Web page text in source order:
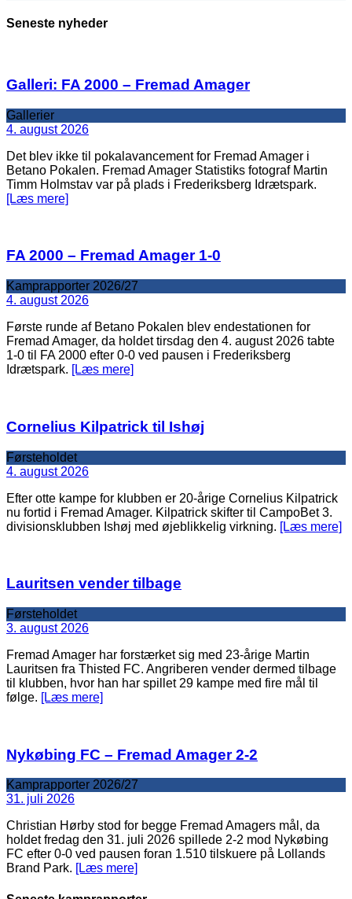
Seneste nyheder
Galleri: FA 2000 – Fremad Amager
Gallerier
4. august 2026
Det blev ikke til pokalavancement for Fremad Amager i
Betano Pokalen. Fremad Amager Statistiks fotograf Martin
Timm Holmstav var på plads i Frederiksberg Idrætspark.
[Læs mere]
FA 2000 – Fremad Amager 1-0
Kamprapporter 2026/27
4. august 2026
Første runde af Betano Pokalen blev endestationen for
Fremad Amager, da holdet tirsdag den 4. august 2026 tabte
1-0 til FA 2000 efter 0-0 ved pausen i Frederiksberg
Idrætspark. [Læs mere]
Cornelius Kilpatrick til Ishøj
Førsteholdet
4. august 2026
Efter otte kampe for klubben er 20-årige Cornelius Kilpatrick
nu fortid i Fremad Amager. Kilpatrick skifter til CampoBet 3.
divisionsklubben Ishøj med øjeblikkelig virkning. [Læs mere]
Lauritsen vender tilbage
Førsteholdet
3. august 2026
Fremad Amager har forstærket sig med 23-årige Martin
Lauritsen fra Thisted FC. Angriberen vender dermed tilbage
til klubben, hvor han har spillet 29 kampe med fire mål til
følge. [Læs mere]
Nykøbing FC – Fremad Amager 2-2
Kamprapporter 2026/27
31. juli 2026
Christian Hørby stod for begge Fremad Amagers mål, da
holdet fredag den 31. juli 2026 spillede 2-2 mod Nykøbing
FC efter 0-0 ved pausen foran 1.510 tilskuere på Lollands
Brand Park. [Læs mere]